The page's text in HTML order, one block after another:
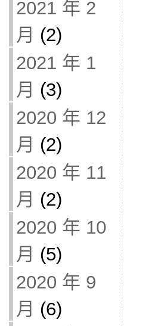
2021 年 2
月 (2)
2021 年 1
月 (3)
2020 年 12
月 (2)
2020 年 11
月 (2)
2020 年 10
月 (5)
2020 年 9
月 (6)